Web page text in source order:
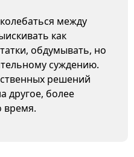
между
как
обдумывать, но
суждению.
решений
другое, более
время.